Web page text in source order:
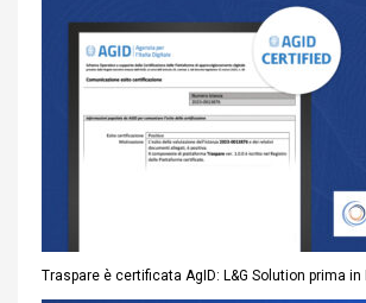
Traspare è certificata AgID: L&G Solution prima in